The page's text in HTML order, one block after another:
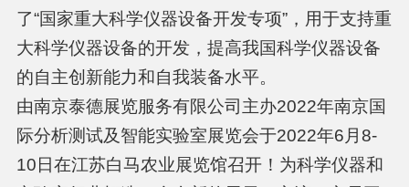
了“国家重大科学仪器设备开发专项”，用于支持重
大科学仪器设备的开发，提高我国科学仪器设备
的自主创新能力和自我装备水平。
由南京泰德展览服务有限公司主办2022年南京国
际分析测试及智能实验室展览会于2022年6月8-
10日在江苏白马农业展览馆召开！为科学仪器和